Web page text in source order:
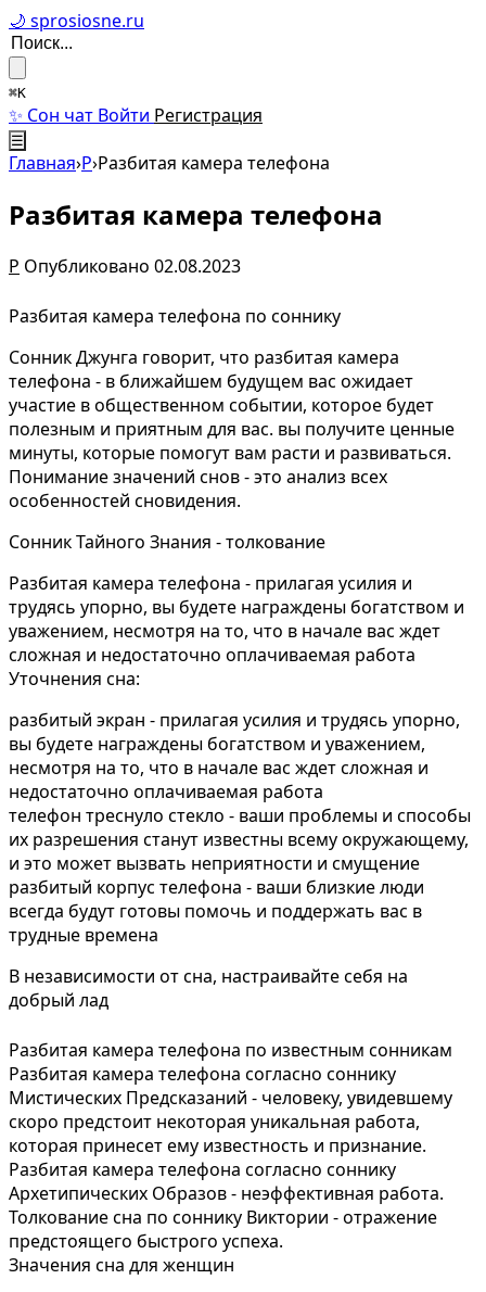
🌙 sprosiosne.ru
⌘K
✨ Сон чат Войти Регистрация
☰
Главная›Р›Разбитая камера телефона
Разбитая камера телефона
Р Опубликовано 02.08.2023
Разбитая камера телефона по соннику
Сонник Джунга говорит, что разбитая камера
телефона - в ближайшем будущем вас ожидает
участие в общественном событии, которое будет
полезным и приятным для вас. вы получите ценные
минуты, которые помогут вам расти и развиваться.
Понимание значений снов - это анализ всех
особенностей сновидения.
Сонник Тайного Знания - толкование
Разбитая камера телефона - прилагая усилия и
трудясь упорно, вы будете награждены богатством и
уважением, несмотря на то, что в начале вас ждет
сложная и недостаточно оплачиваемая работа
Уточнения сна:
разбитый экран - прилагая усилия и трудясь упорно,
вы будете награждены богатством и уважением,
несмотря на то, что в начале вас ждет сложная и
недостаточно оплачиваемая работа
телефон треснуло стекло - ваши проблемы и способы
их разрешения станут известны всему окружающему,
и это может вызвать неприятности и смущение
разбитый корпус телефона - ваши близкие люди
всегда будут готовы помочь и поддержать вас в
трудные времена
В независимости от сна, настраивайте себя на
добрый лад
Разбитая камера телефона по известным сонникам
Разбитая камера телефона согласно соннику
Мистических Предсказаний - человеку, увидевшему
скоро предстоит некоторая уникальная работа,
которая принесет ему известность и признание.
Разбитая камера телефона согласно соннику
Архетипических Образов - неэффективная работа.
Толкование сна по соннику Виктории - отражение
предстоящего быстрого успеха.
Значения сна для женщин